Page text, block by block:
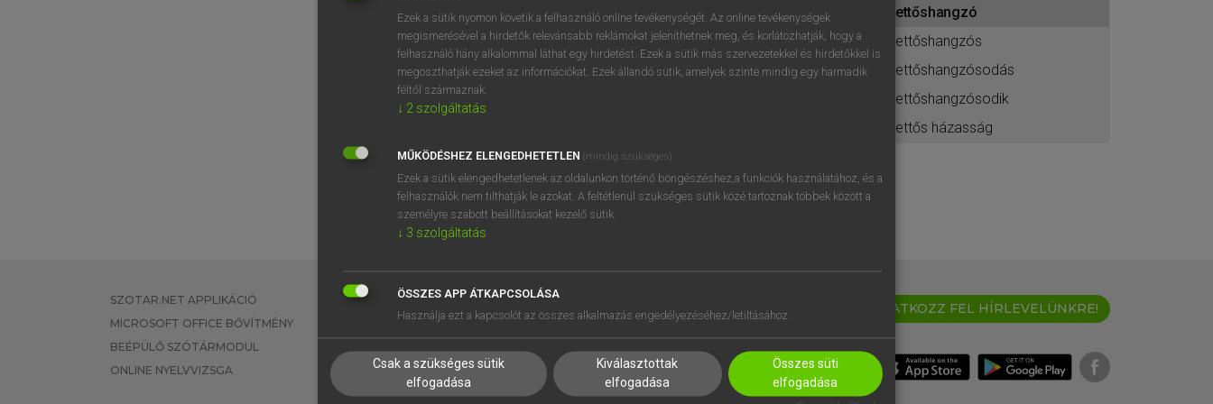
BELÉPÉS
próbaverziójának elindításához
regisztrálok ésbelépek.
REGISZTRÁCIÓ
kettőshangzó
kettőshangzós
kettőshangzósodás
kettőshangzósodik
kettős házasság
SZOTAR.NET APPLIKÁCIÓ
MICROSOFT OFFICE BŐVÍTMÉNY
BEÉPÜLŐ SZÓTÁRMODUL
ONLINE NYELVVIZSGA
EGYÉNI FELHASZNÁLÓKNAK
TANULÓKNAK
VÁLLALATI MEGOLDÁSOK
SÚGÓ
RÓLUNK
SÜTI BEÁLLÍTÁSOK
IRATKOZZ FEL HÍRLEVELÜNKRE!
Ezek a sütik nyomon követik a felhasználó online tevékenységét. Az online tevékenységek
megismerésével a hirdetők relevánsabb reklámokat jeleníthetnek meg, és korlátozhatják, hogy a
felhasználó hány alkalommal láthat egy hirdetést. Ezek a sütik más szervezetekkel és hirdetőkkel is
megoszthatják ezeket az információkat. Ezek állandó sütik, amelyek szinte mindig egy harmadik
féltől származnak.
↓ 2 szolgáltatás
MŰKÖDÉSHEZ ELENGEDHETETLEN (mindig szükséges)
Ezek a sütik elengedhetetlenek az oldalunkon történő böngészéshez,a funkciók használatához, és a
felhasználók nem tilthatják le azokat. A feltétlenül szükséges sütik közé tartoznak többek között a
személyre szabott beállításokat kezelő sütik.
↓ 3 szolgáltatás
ÖSSZES APP ÁTKAPCSOLÁSA
Használja ezt a kapcsolót az összes alkalmazás engedélyezéséhez/letiltásához.
Csak a szükséges sütik
elfogadása
Kiválasztottak
elfogadása
Összes süti
elfogadása